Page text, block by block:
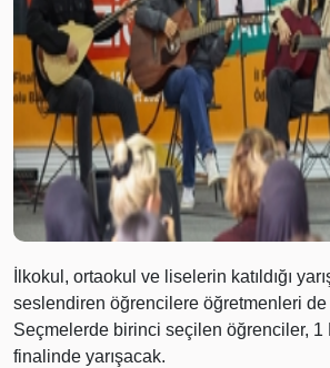
İlkokul, ortaokul ve liselerin katıldığı
seslendiren öğrencilere öğretmenleri de
Seçmelerde birinci seçilen öğrenciler, 1
finalinde yarışacak.